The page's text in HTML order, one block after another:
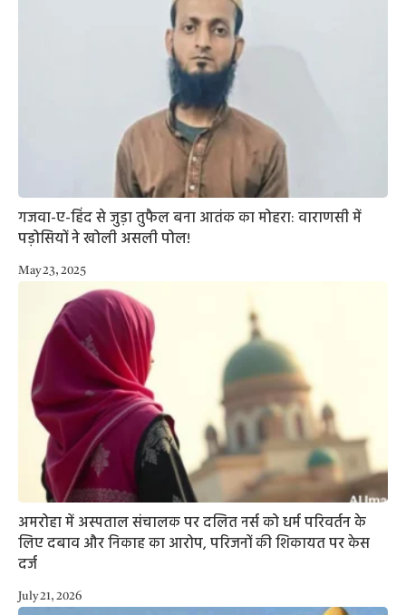
गजवा-ए-हिंद से जुड़ा तुफैल बना आतंक का मोहरा: वाराणसी में
पड़ोसियों ने खोली असली पोल!
May 23, 2025
अमरोहा में अस्पताल संचालक पर दलित नर्स को धर्म परिवर्तन के
लिए दबाव और निकाह का आरोप, परिजनों की शिकायत पर केस
दर्ज
July 21, 2026